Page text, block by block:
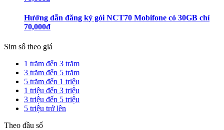
Hướng dẫn đăng ký gói NCT70 Mobifone có 30GB chỉ
70,000đ
Sim số theo giá
1 trăm đến 3 trăm
3 trăm đến 5 trăm
5 trăm đến 1 triệu
1 triệu đến 3 triệu
3 triệu đến 5 triệu
5 triệu trở lên
Theo đầu số